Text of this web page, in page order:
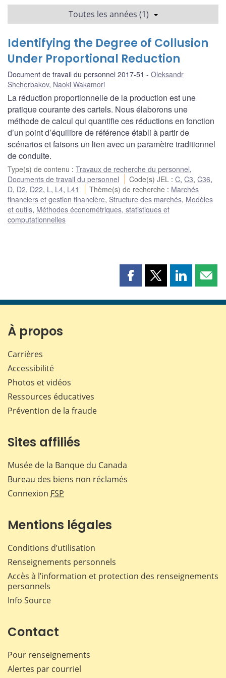
Toutes les années (1)
Identifying the Degree of Collusion
Under Proportional Reduction
Document de travail du personnel 2017-51
Oleksandr
Shcherbakov, Naoki Wakamori
La réduction proportionnelle de la production est une
pratique courante des cartels. Nous élaborons une
méthode de calcul qui quantifie ces réductions en fonction
d’un point d’équilibre de référence établi à partir de
scénarios et faisons un lien avec un paramètre traditionnel
de conduite.
Type(s) de contenu : Travaux de recherche du personnel,
Documents de travail du personnel
Code(s) JEL :C,C3,C36,
D, D2, D22, L , L4, L41 Thème(s) de recherche : Marchés
financiers et gestion financière, Structure des marchés, Modèles
et outils, Méthodes économétriques, statistiques et
computationnelles
Partager
page
Partager
page
Partager
page page
À propos
Carrières
Accessibilité
Photos et vidéos
Ressources éducatives
Prévention de la fraude
Sites affiliés
Musée de la Banque du Canada
Bureau des biens non réclamés
Connexion FSP
Mentions légales
Conditions d’utilisation
Renseignements personnels
Accès à l’information et protection des renseignements
personnels
Info Source
Contact
Pour renseignements
Alertes par courriel